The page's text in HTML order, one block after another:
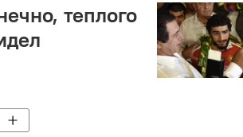
теплого